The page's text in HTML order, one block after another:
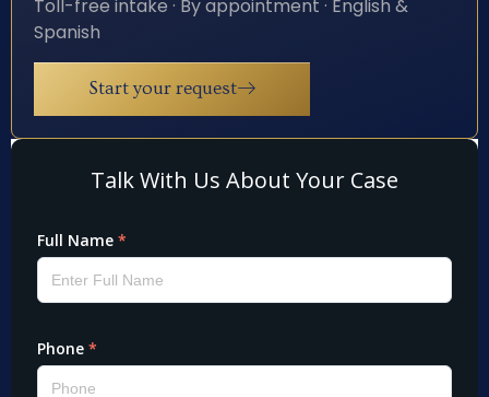
Toll-free intake · By appointment · English &
Spanish
Start your request